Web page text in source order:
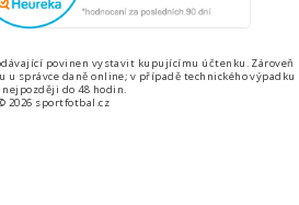
povinen vystavit kupujícímu účtenku. Zároveň
správce daně online; v případě technického výpadku
nejpozději do 48 hodin.
2026 sportfotbal.cz